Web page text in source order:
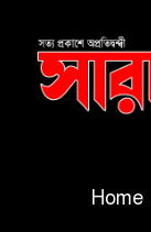
Home